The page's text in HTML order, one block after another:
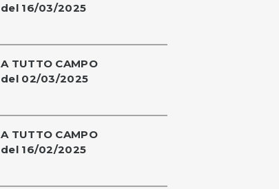
del 16/03/2025
A TUTTO CAMPO
del 02/03/2025
A TUTTO CAMPO
del 16/02/2025